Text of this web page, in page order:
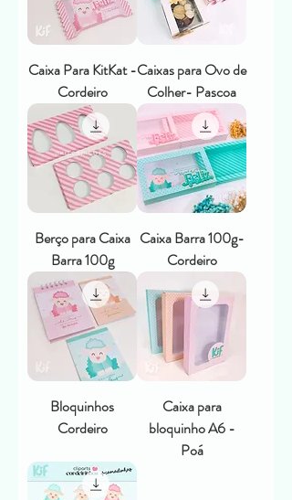
Caixa Para KitKat -
Cordeiro
Caixas para Ovo de
Colher- Pascoa
Berço para Caixa
Barra 100g
Caixa Barra 100g-
Cordeiro
Bloquinhos
Cordeiro
Caixa para
bloquinho A6 -
Poá